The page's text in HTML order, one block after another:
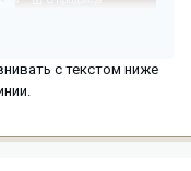
с текстом ниже